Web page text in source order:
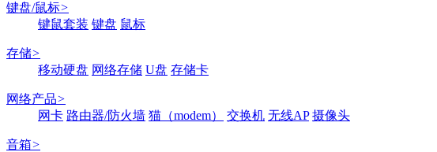
键盘/鼠标>
键鼠套装 键盘 鼠标
存储>
移动硬盘 网络存储 U盘 存储卡
网络产品>
网卡 路由器/防火墙 猫（modem） 交换机 无线AP 摄像头
音箱>